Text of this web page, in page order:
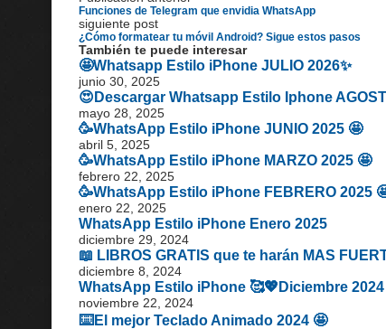
Funciones de Telegram que envidia WhatsApp
siguiente post
¿Cómo formatear tu móvil Android? Sigue estos pasos
También te puede interesar
🤩Whatsapp Estilo iPhone JULIO 2026✨
junio 30, 2025
😍Descargar Whatsapp Estilo Iphone
mayo 28, 2025
🥳WhatsApp Estilo iPhone JUNIO 2025 🤩
abril 5, 2025
🥳WhatsApp Estilo iPhone MARZO 2025 🤩
febrero 22, 2025
🥳WhatsApp Estilo iPhone FEBRERO 2025
enero 22, 2025
WhatsApp Estilo iPhone Enero 2025
diciembre 29, 2024
📖 LIBROS GRATIS que te harán MAS
diciembre 8, 2024
WhatsApp Estilo iPhone 🥰💖Diciembre 2024
noviembre 22, 2024
⌨️El mejor Teclado Animado 2024 🤩